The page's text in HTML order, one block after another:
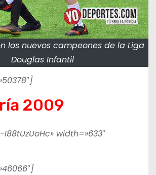
los nuevos campeones de la Liga
Douglas Infantil
2009
width=»633″